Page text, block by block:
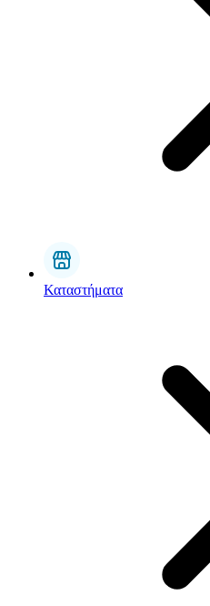
Καταστήματα